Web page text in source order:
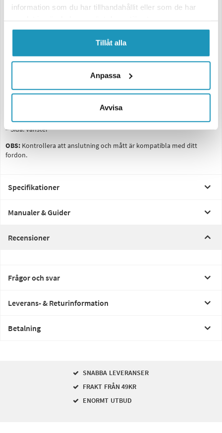
information som du har tillhandahållit eller som de har
Tillåt alla
Anpassa
Avvisa
Funktioner:
– Blinkers
– Bromsljus
– Backljus
– Triangelreflex
Teknisk information:
– Kabel: 2 meter
– Sida: Vänster
OBS: Kontrollera att anslutning och mått är kompatibla med ditt
fordon.
Specifikationer
Manualer & Guider
Recensioner
Frågor och svar
Leverans- & Returinformation
Betalning
SNABBA LEVERANSER
FRAKT FRÅN 49KR
ENORMT UTBUD